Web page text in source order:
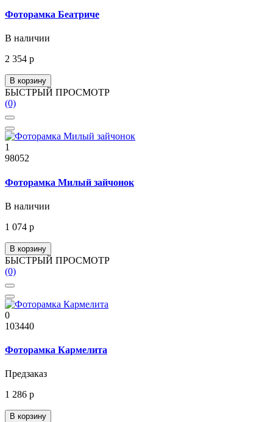
Фоторамка Беатриче
В наличии
2 354 р
В корзину
БЫСТРЫЙ ПРОСМОТР
(0)
1
98052
Фоторамка Милый зайчонок
В наличии
1 074 р
В корзину
БЫСТРЫЙ ПРОСМОТР
(0)
0
103440
Фоторамка Кармелита
Предзаказ
1 286 р
В корзину